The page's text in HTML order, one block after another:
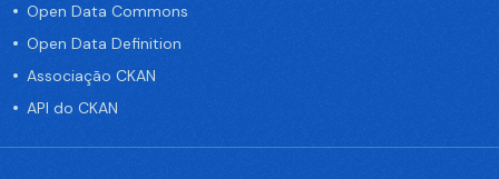
Open Data Commons
Open Data Definition
Associação CKAN
API do CKAN